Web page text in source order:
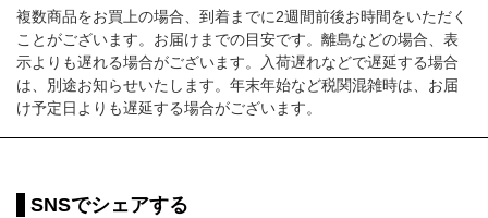
複数商品をお買上の場合、到着までに2週間前後お時間をいただく
ことがございます。お届けまでの目安です。離島などの場合、表
示よりも遅れる場合がございます。入荷遅れなどで遅延する場合
は、別途お知らせいたします。年末年始など税関混雑時は、お届
け予定日よりも遅延する場合がございます。
SNSでシェアする